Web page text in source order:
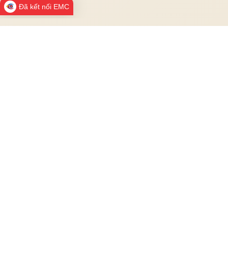
Đã kết nối EMC